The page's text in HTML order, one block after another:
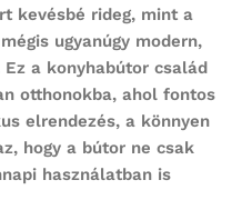
kevésbé rideg, mint a
ugyanúgy modern,
a konyhabútor család
otthonokba, ahol fontos
elrendezés, a könnyen
hogy a bútor ne csak
használatban is